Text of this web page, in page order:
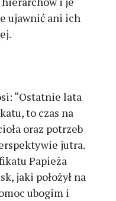
ujawnić ani ich
“Ostatnie lata
to czas na
oraz potrzeb
jutra.
Papieża
jaki położył na
ubogim i